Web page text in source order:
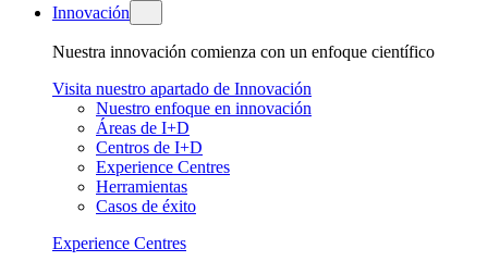
Innovación
Nuestra innovación comienza con un enfoque científico
Visita nuestro apartado de Innovación
Nuestro enfoque en innovación
Áreas de I+D
Centros de I+D
Experience Centres
Herramientas
Casos de éxito
Experience Centres